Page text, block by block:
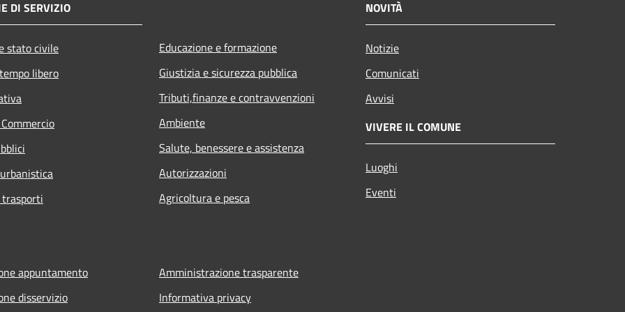
DI SERVIZIO
stato civile
libero
Educazione e formazione
Giustizia e sicurezza pubblica
Tributi,finanze e contravvenzioni
Ambiente
Salute, benessere e assistenza
Autorizzazioni
Agricoltura e pesca
NOVITÀ
Notizie
Comunicati
Avvisi
VIVERE IL COMUNE
Luoghi
Eventi
appuntamento
disservizio
Amministrazione trasparente
Informativa privacy